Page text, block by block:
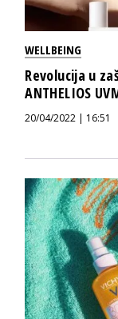
WELLBEING
Revolucija u
ANTHELIOS
20/04/2022 | 16:51